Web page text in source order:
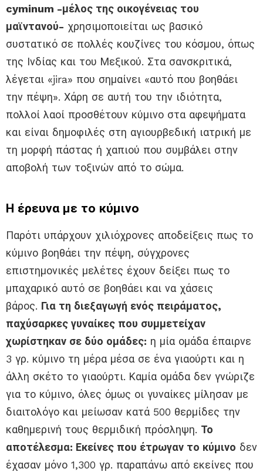
cyminum -μέλος της οικογένειας του
μαϊντανού- χρησιμοποιείται ως βασικό
συστατικό σε πολλές κουζίνες του κόσμου, όπως
της Ινδίας και του Μεξικού. Στα σανσκριτικά,
λέγεται «jira» που σημαίνει «αυτό που βοηθάει
την πέψη». Χάρη σε αυτή του την ιδιότητα,
πολλοί λαοί προσθέτουν κύμινο στα αφεψήματα
και είναι δημοφιλές στη αγιουρβεδική ιατρική με
τη μορφή πάστας ή χαπιού που συμβάλει στην
αποβολή των τοξινών από το σώμα.
Η έρευνα με το κύμινο
Παρότι υπάρχουν χιλιόχρονες αποδείξεις πως το
κύμινο βοηθάει την πέψη, σύγχρονες
επιστημονικές μελέτες έχουν δείξει πως το
μπαχαρικό αυτό σε βοηθάει και να χάσεις
βάρος. Για τη διεξαγωγή ενός πειράματος,
παχύσαρκες γυναίκες που συμμετείχαν
χωρίστηκαν σε δύο ομάδες: η μία ομάδα έπαιρνε
3 γρ. κύμινο τη μέρα μέσα σε ένα γιαούρτι και η
άλλη σκέτο το γιαούρτι. Καμία ομάδα δεν γνώριζε
για το κύμινο, όλες όμως οι γυναίκες μίλησαν με
διαιτολόγο και μείωσαν κατά 500 θερμίδες την
καθημερινή τους θερμιδική πρόσληψη. Το
αποτέλεσμα: Εκείνες που έτρωγαν το κύμινο δεν
έχασαν μόνο 1,300 γρ. παραπάνω από εκείνες που